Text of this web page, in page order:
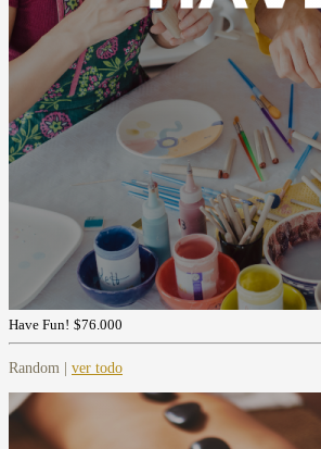
Have Fun! $76.000
Random | ver todo